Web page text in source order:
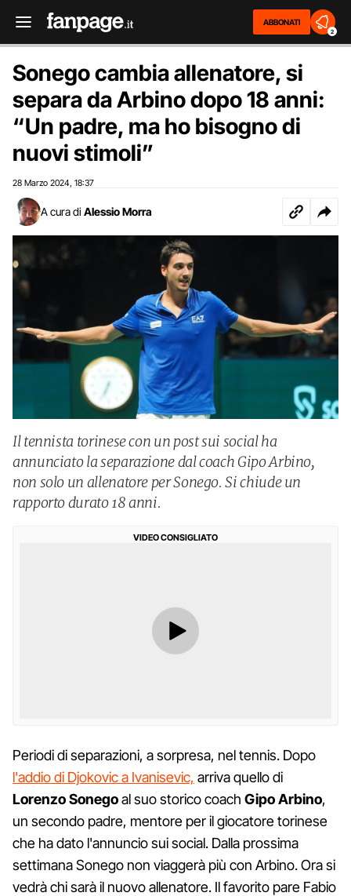
ABBONATI
2
Sonego cambia allenatore, si
separa da Arbino dopo 18 anni:
“Un padre, ma ho bisogno di
nuovi stimoli”
28 Marzo 2024 18:37
A cura di Alessio Morra
Il tennista torinese con un post sui social ha
annunciato la separazione dal coach Gipo Arbino,
non solo un allenatore per Sonego. Si chiude un
rapporto durato 18 anni.
VIDEO CONSIGLIATO
Periodi di separazioni, a sorpresa, nel tennis. Dopo
l'addio di Djokovic a Ivanisevic, arriva quello di
Lorenzo Sonegoal suo storico coach Gipo Arbino,
un secondo padre, mentore per il giocatore torinese
che ha dato l'annuncio sui social. Dalla prossima
settimana Sonego non viaggerà più con Arbino. Ora si
vedrà chi sarà il nuovo allenatore. Il favorito pare Fabio